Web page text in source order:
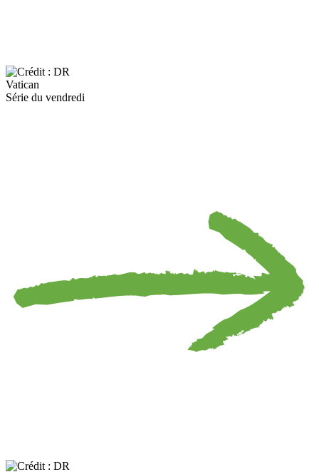
Vatican
Série du vendredi